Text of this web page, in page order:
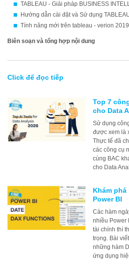
TABLEAU - Giải pháp BUSINESS
Hướng dẫn cài đặt và Sử dụng
Tính năng mới trên tableau - verion
Biên soạn và tổng hợp nội dung
Click để đọc tiếp
Top 7
cho Data
Sử dụng
được xem là
Thực tế đã
các công cụ
cùng BAC
cho Data
Khám phá
Power BI
Các hàm
nhiều Power
tài chính thì
trọng. Bài
những hàm
ứng dụng